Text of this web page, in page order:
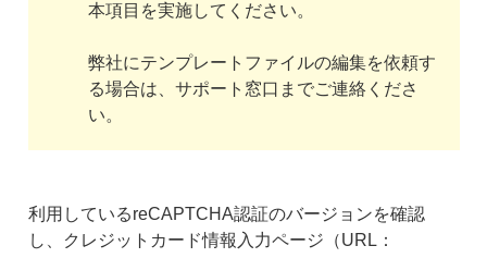
本項目を実施してください。
弊社にテンプレートファイルの編集を依頼す
る場合は、サポート窓口までご連絡くださ
い。
利用しているreCAPTCHA認証のバージョンを確認
し、クレジットカード情報入力ページ（URL：